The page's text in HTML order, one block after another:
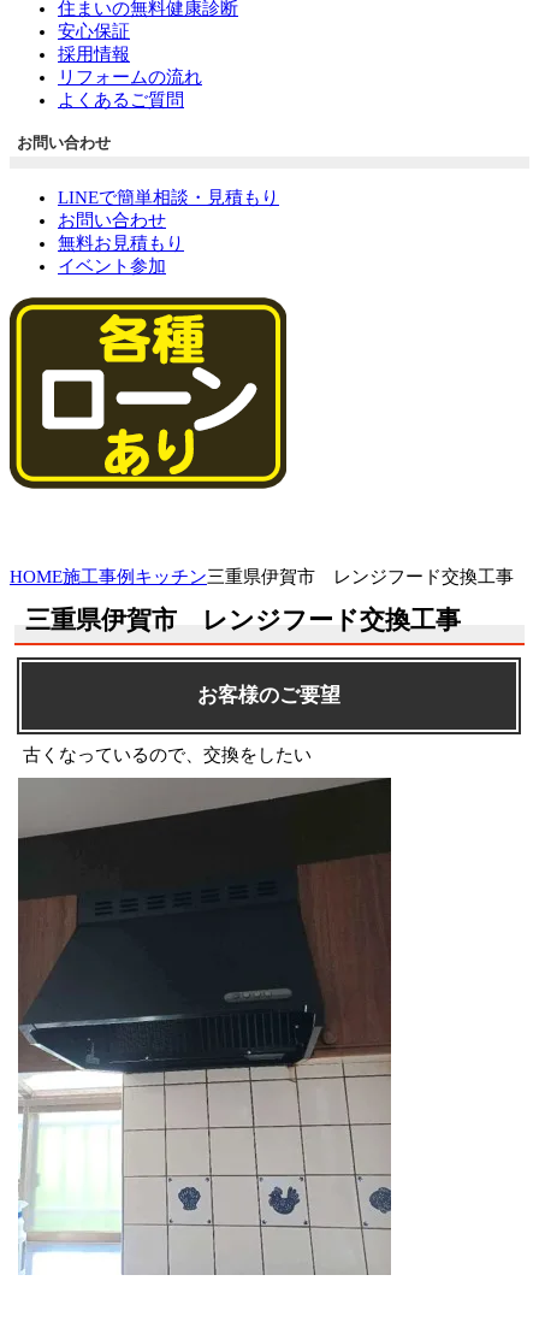
住まいの無料健康診断
安心保証
採用情報
リフォームの流れ
よくあるご質問
お問い合わせ
LINEで簡単相談・見積もり
お問い合わせ
無料お見積もり
イベント参加
HOME施工事例 キッチン三重県伊賀市 レンジフード交換工事
三重県伊賀市 レンジフード交換工事
お客様のご要望
古くなっているので、交換をしたい